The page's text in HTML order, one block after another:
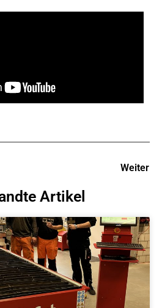
Weiter
Artikel